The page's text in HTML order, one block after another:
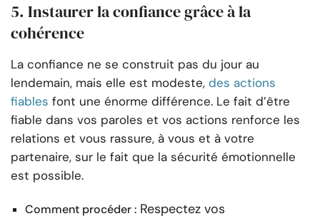
5. Instaurer la confiance grâce à la
cohérence
La confiance ne se construit pas du jour au
lendemain, mais elle est modeste, des actions
fiables font une énorme différence. Le fait d’être
fiable dans vos paroles et vos actions renforce les
relations et vous rassure, à vous et à votre
partenaire, sur le fait que la sécurité émotionnelle
est possible.
Comment procéder : Respectez vos